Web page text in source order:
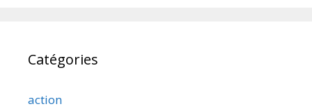
Catégories
action